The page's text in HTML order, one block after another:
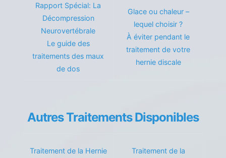
Rapport Spécial: La
Décompression
Neurovertébrale
Le guide des
traitements des maux
de dos
Glace ou chaleur –
lequel choisir ?
À éviter pendant le
traitement de votre
hernie discale
Autres Traitements Disponibles
Traitement de la Hernie
Traitement de la